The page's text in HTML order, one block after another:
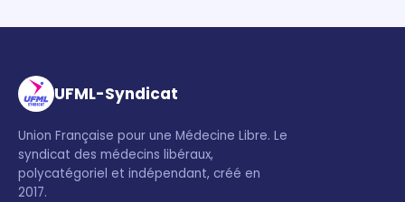
UFML-Syndicat
Union Française pour une Médecine Libre. Le
syndicat des médecins libéraux,
polycatégoriel et indépendant, créé en
2017.